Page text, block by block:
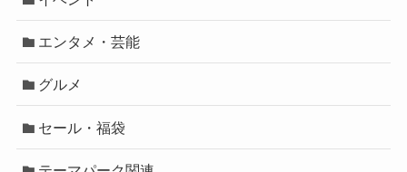
エンタメ・芸能
グルメ
セール・福袋